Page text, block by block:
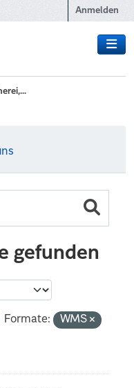
Anmelden
gefunden
Formate: WMS